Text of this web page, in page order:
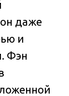
даже
и
. Фэн